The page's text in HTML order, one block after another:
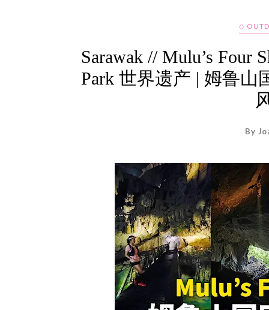
◇
Sarawak // Mulu’s Four
Park 世界遗产 | 姆鲁山
By